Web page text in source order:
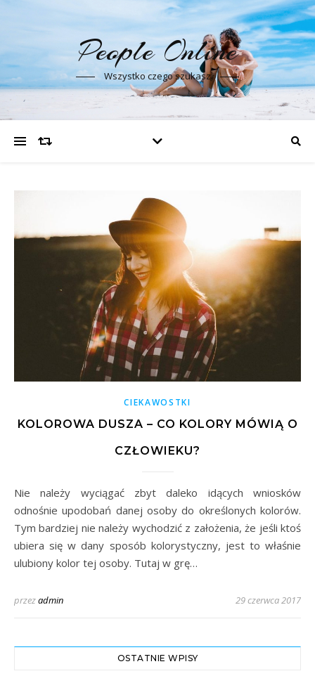
People Online
Wszystko czego szukasz
CIEKAWOSTKI
KOLOROWA DUSZA – CO KOLORY MÓWIĄ O
CZŁOWIEKU?
Nie należy wyciągać zbyt daleko idących wniosków
odnośnie upodobań danej osoby do określonych kolorów.
Tym bardziej nie należy wychodzić z założenia, że jeśli ktoś
ubiera się w dany sposób kolorystyczny, jest to właśnie
ulubiony kolor tej osoby. Tutaj w grę…
przezadmin 29 czerwca 2017
OSTATNIE WPISY